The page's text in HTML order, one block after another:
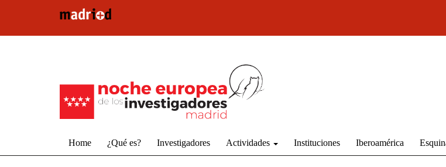
Home ¿Qué es? Investigadores Actividades Instituciones Iberoamérica